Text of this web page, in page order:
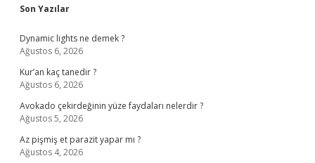
Sidebar
Son Yazılar
Dynamic lights ne demek ?
Ağustos 6, 2026
Kur’an kaç tanedir ?
Ağustos 6, 2026
Avokado çekirdeğinin yüze faydaları nelerdir ?
Ağustos 5, 2026
Az pişmiş et parazit yapar mı ?
Ağustos 4, 2026